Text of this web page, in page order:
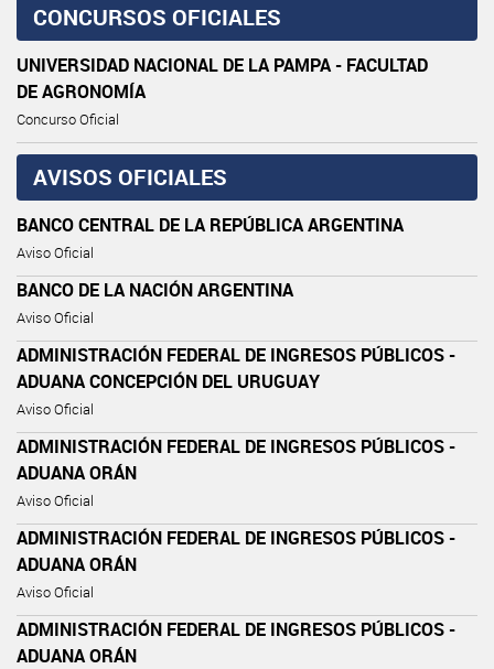
CONCURSOS OFICIALES
UNIVERSIDAD NACIONAL DE LA PAMPA - FACULTAD
DE AGRONOMÍA
Concurso Oficial
AVISOS OFICIALES
BANCO CENTRAL DE LA REPÚBLICA ARGENTINA
Aviso Oficial
BANCO DE LA NACIÓN ARGENTINA
Aviso Oficial
ADMINISTRACIÓN FEDERAL DE INGRESOS PÚBLICOS -
ADUANA CONCEPCIÓN DEL URUGUAY
Aviso Oficial
ADMINISTRACIÓN FEDERAL DE INGRESOS PÚBLICOS -
ADUANA ORÁN
Aviso Oficial
ADMINISTRACIÓN FEDERAL DE INGRESOS PÚBLICOS -
ADUANA ORÁN
Aviso Oficial
ADMINISTRACIÓN FEDERAL DE INGRESOS PÚBLICOS -
ADUANA ORÁN